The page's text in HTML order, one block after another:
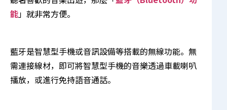
能」就非常方便。
藍牙是智慧型手機或音訊設備等搭載的無線功能。無
需連接線材，即可將智慧型手機的音樂透過車載喇叭
播放，或進行免持語音通話。